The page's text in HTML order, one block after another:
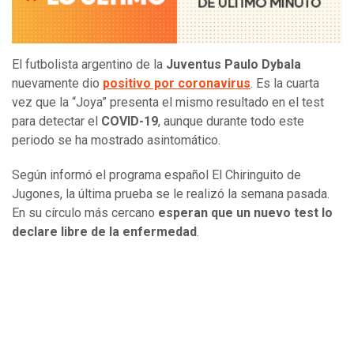
El futbolista argentino de la Juventus Paulo Dybala
nuevamente dio positivo por coronavirus. Es la cuarta
vez que la “Joya” presenta el mismo resultado en el test
para detectar el COVID-19, aunque durante todo este
periodo se ha mostrado asintomático.
Según informó el programa español El Chiringuito de
Jugones, la última prueba se le realizó la semana pasada.
En su círculo más cercano esperan que un nuevo test lo
declare libre de la enfermedad.